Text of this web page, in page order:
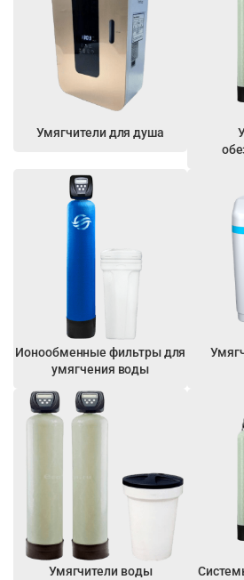
Умягчители для душа
Ионообменные фильтры для
умягчения воды
Умягчители воды